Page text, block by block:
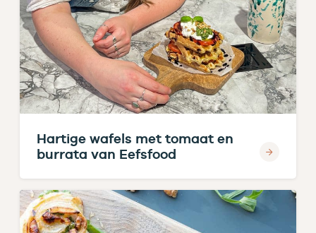
Hartige wafels met tomaat en
burrata van Eefsfood